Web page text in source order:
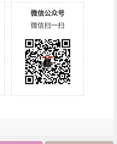
微信公众号
微信扫一扫